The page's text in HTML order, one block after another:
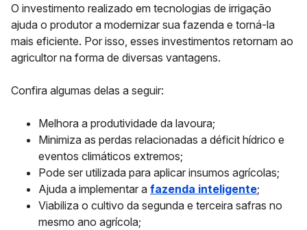
O investimento realizado em tecnologias de irrigação
ajuda o produtor a modernizar sua fazenda e torná-la
mais eficiente. Por isso, esses investimentos retornam ao
agricultor na forma de diversas vantagens.
Confira algumas delas a seguir:
Melhora a produtividade da lavoura;
Minimiza as perdas relacionadas a déficit hídrico e
eventos climáticos extremos;
Pode ser utilizada para aplicar insumos agrícolas;
Ajuda a implementar a fazenda inteligente;
Viabiliza o cultivo da segunda e terceira safras no
mesmo ano agrícola;